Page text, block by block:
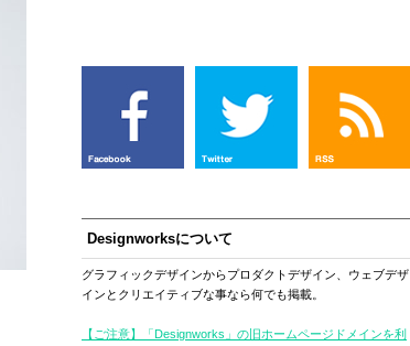
Designworksについて
グラフィックデザインからプロダクトデザイン、ウェブデザ
インとクリエイティブな事なら何でも掲載。
【ご注意】「Designworks」の旧ホームページドメインを利